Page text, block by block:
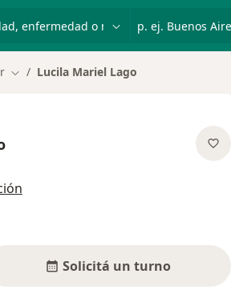
Cambiar de ciudad
Lucila Mariel Lago
Solicitá un turno